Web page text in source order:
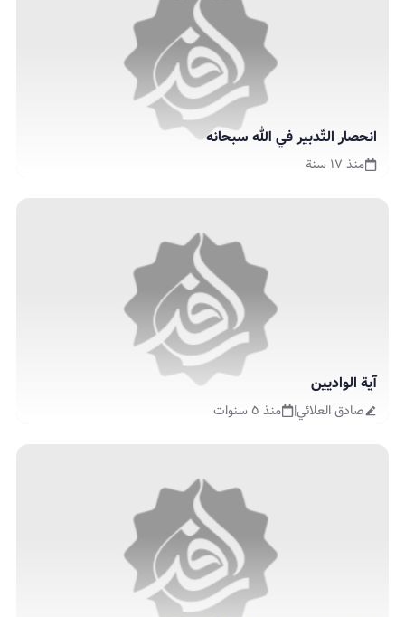
انحصار التّدبير في الله سبحانه
منذ ١٧ سنة
آية الواديين
صادق العلائي| منذ ٥ سنوات